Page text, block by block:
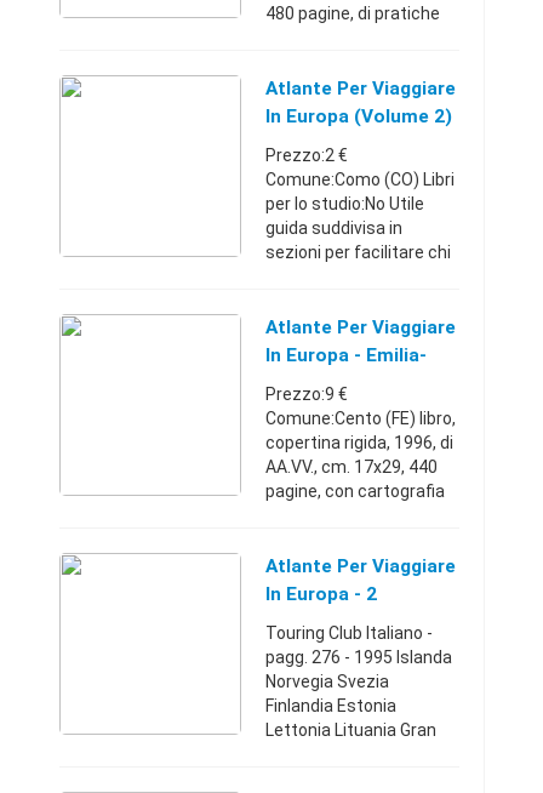
480 pagine, di pratiche
rappresenta una guida
estremamente utile per
Atlante Per Viaggiare
In Europa (Volume 2)
Prezzo:2 €
Comune:Como (CO) Libri
per lo studio:No Utile
guida suddivisa in
sezioni per facilitare chi
settentrionale, in auto, in
treno, in nave o aereo,
Atlante Per Viaggiare
In Europa - Emilia-
Romagna
Prezzo:9 €
Comune:Cento (FE) libro,
copertina rigida, 1996, di
AA.VV., cm. 17x29, 440
pagine, con cartografia
Romagna34775962679
€
Atlante Per Viaggiare
In Europa - 2
Touring Club Italiano -
pagg. 276 - 1995 Islanda
Norvegia Svezia
Finlandia Estonia
Lettonia Lituania Gran